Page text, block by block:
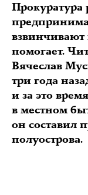
Прокуратура
помогает.
Вячеслав
три года
и за это
в местном
он составил
полуострова.